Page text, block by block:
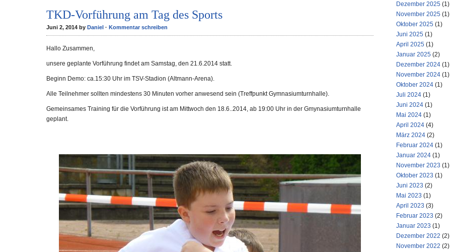
TKD-Vorführung am Tag des Sports
Juni 2, 2014 by Daniel · Kommentar schreiben
Hallo Zusammen,
unsere geplante Vorführung findet am Samstag, den 21.6.2014 statt.
Beginn Demo: ca.15:30 Uhr im TSV-Stadion (Altmann-Arena).
Alle Teilnehmer sollten mindestens 30 Minuten vorher anwesend sein (Treffpunkt Gymnasiumturnhalle).
Gemeinsames Training für die Vorführung ist am Mittwoch den 18.6..2014, ab 19:00 Uhr in der Gmynasiumturnhalle
geplant.
Dezember 2025 (1)
November 2025 (1)
Oktober 2025 (1)
Juni 2025 (1)
April 2025 (1)
Januar 2025 (2)
Dezember 2024 (1)
November 2024 (1)
Oktober 2024 (1)
Juli 2024 (1)
Juni 2024 (1)
Mai 2024 (1)
April 2024 (4)
März 2024 (2)
Februar 2024 (1)
Januar 2024 (1)
November 2023 (1)
Oktober 2023 (1)
Juni 2023 (2)
Mai 2023 (1)
April 2023 (3)
Februar 2023 (2)
Januar 2023 (1)
Dezember 2022 (2)
November 2022 (2)